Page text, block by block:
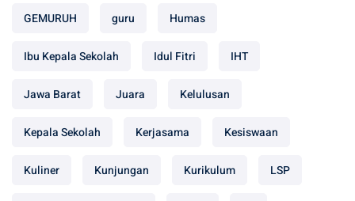
GEMURUH guru Humas
Ibu Kepala Sekolah Idul Fitri IHT
Jawa Barat Juara Kelulusan
Kepala Sekolah Kerjasama Kesiswaan
Kuliner Kunjungan Kurikulum LSP